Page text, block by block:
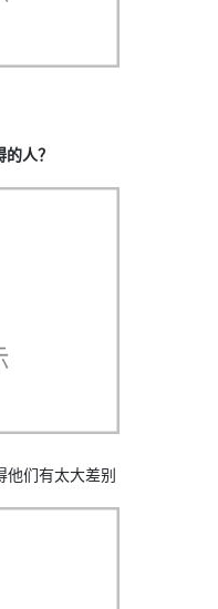
人？
他们有太大差别